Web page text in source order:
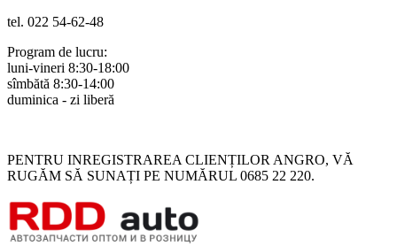
tel. 022 54-62-48
Program de lucru:
luni-vineri 8:30-18:00
sîmbătă 8:30-14:00
duminica - zi liberă
PENTRU INREGISTRAREA CLIENȚILOR ANGRO, VĂ
RUGĂM SĂ SUNAȚI PE NUMĂRUL 0685 22 220.